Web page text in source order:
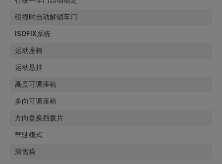
碰撞时自动解锁车门
ISOFIX系统
运动座椅
运动悬挂
高度可调座椅
多向可调座椅
方向盘换挡拨片
驾驶模式
滑雪袋